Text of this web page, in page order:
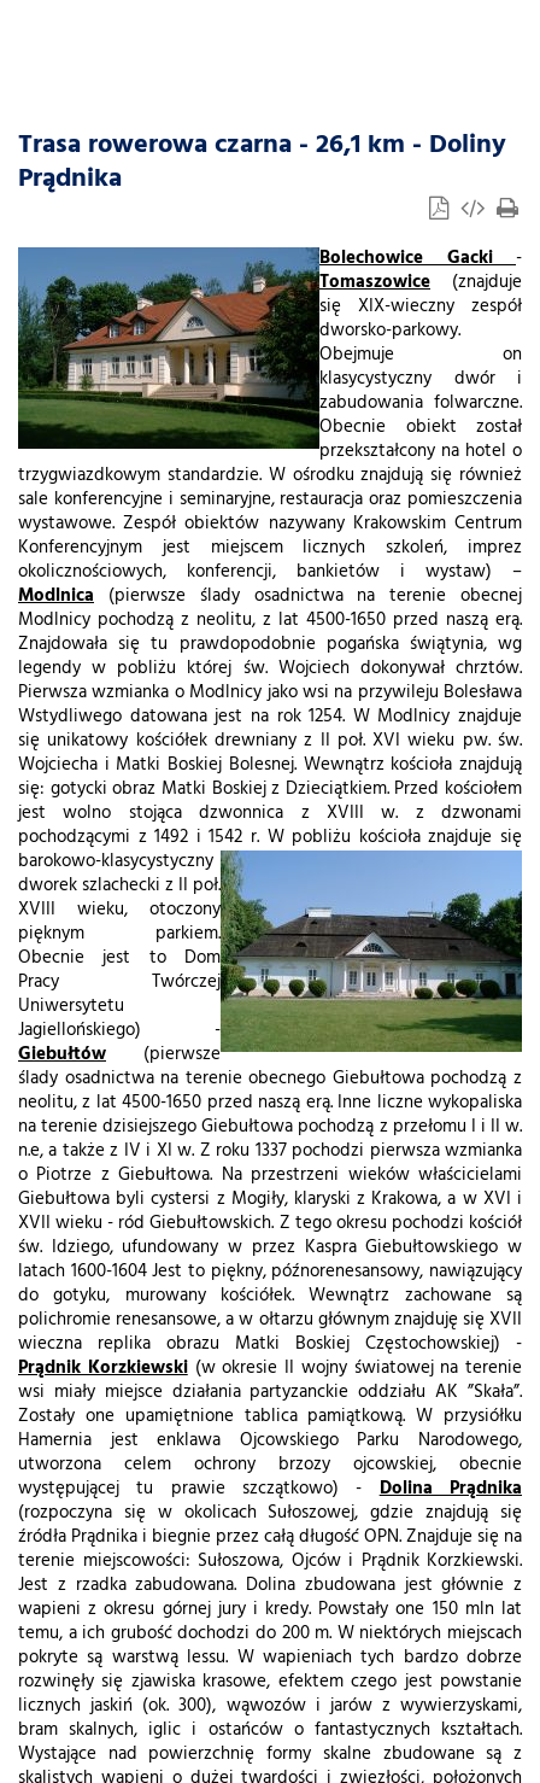
Trasa rowerowa czarna - 26,1 km - Doliny
Prądnika
Bolechowice Gacki-
Tomaszowice (znajduje
się XIX-wieczny zespół
dworsko-parkowy.
Obejmuje on
klasycystyczny dwór i
zabudowania folwarczne.
Obecnie obiekt został
przekształcony na hotel o
trzygwiazdkowym standardzie. W ośrodku znajdują się również
sale konferencyjne i seminaryjne, restauracja oraz pomieszczenia
wystawowe. Zespół obiektów nazywany Krakowskim Centrum
Konferencyjnym jest miejscem licznych szkoleń, imprez
okolicznościowych, konferencji, bankietów i wystaw) –
Modlnica (pierwsze ślady osadnictwa na terenie obecnej
Modlnicy pochodzą z neolitu, z lat 4500-1650 przed naszą erą.
Znajdowała się tu prawdopodobnie pogańska świątynia, wg
legendy w pobliżu której św. Wojciech dokonywał chrztów.
Pierwsza wzmianka o Modlnicy jako wsi na przywileju Bolesława
Wstydliwego datowana jest na rok 1254. W Modlnicy znajduje
się unikatowy kościółek drewniany z II poł. XVI wieku pw. św.
Wojciecha i Matki Boskiej Bolesnej. Wewnątrz kościoła znajdują
się: gotycki obraz Matki Boskiej z Dzieciątkiem. Przed kościołem
jest wolno stojąca dzwonnica z XVIII w. z dzwonami
pochodzącymi z 1492 i 1542 r. W pobliżu kościoła znajduje się
barokowo-klasycystyczny
dworek szlachecki z II poł.
XVIII wieku, otoczony
pięknym parkiem.
Obecnie jest to Dom
Pracy Twórczej
Uniwersytetu
Jagiellońskiego) -
Giebułtów (pierwsze
ślady osadnictwa na terenie obecnego Giebułtowa pochodzą z
neolitu, z lat 4500-1650 przed naszą erą. Inne liczne wykopaliska
na terenie dzisiejszego Giebułtowa pochodzą z przełomu I i II w.
n.e, a także z IV i XI w. Z roku 1337 pochodzi pierwsza wzmianka
o Piotrze z Giebułtowa. Na przestrzeni wieków właścicielami
Giebułtowa byli cystersi z Mogiły, klaryski z Krakowa, a w XVI i
XVII wieku - ród Giebułtowskich. Z tego okresu pochodzi kościół
św. Idziego, ufundowany w przez Kaspra Giebułtowskiego w
latach 1600-1604 Jest to piękny, późnorenesansowy, nawiązujący
do gotyku, murowany kościółek. Wewnątrz zachowane są
polichromie renesansowe, a w ołtarzu głównym znajduję się XVII
wieczna replika obrazu Matki Boskiej Częstochowskiej) -
Prądnik Korzkiewski(w okresie II wojny światowej na terenie
wsi miały miejsce działania partyzanckie oddziału AK ”Skała”.
Zostały one upamiętnione tablica pamiątkową. W przysiółku
Hamernia jest enklawa Ojcowskiego Parku Narodowego,
utworzona celem ochrony brzozy ojcowskiej, obecnie
występującej tu prawie szczątkowo) -Dolina Prądnika
(rozpoczyna się w okolicach Sułoszowej, gdzie znajdują się
źródła Prądnika i biegnie przez całą długość OPN. Znajduje się na
terenie miejscowości: Sułoszowa, Ojców i Prądnik Korzkiewski.
Jest z rzadka zabudowana. Dolina zbudowana jest głównie z
wapieni z okresu górnej jury i kredy. Powstały one 150 mln lat
temu, a ich grubość dochodzi do 200 m. W niektórych miejscach
pokryte są warstwą lessu. W wapieniach tych bardzo dobrze
rozwinęły się zjawiska krasowe, efektem czego jest powstanie
licznych jaskiń (ok. 300), wąwozów i jarów z wywierzyskami,
bram skalnych, iglic i ostańców o fantastycznych kształtach.
Wystające nad powierzchnię formy skalne zbudowane są z